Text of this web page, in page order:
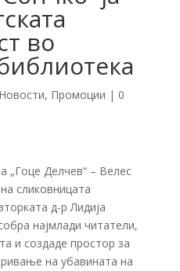
во
Новости, Промоции | 0
„Гоце Делчев“ – Велес
сликовницата
д-р Лидија
најмлади читатели,
и создаде простор за
на убавината на